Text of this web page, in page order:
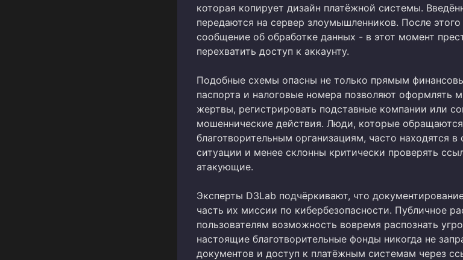
которая копирует дизайн платёжной системы.
передаются на сервер злоумышленников. После
сообщение об обработке данных - в этот момент
перехватить доступ к аккаунту.
Подобные схемы опасны не только прямым
паспорта и налоговые номера позволяют оформлять
жертвы, регистрировать подставные компании или
мошеннические действия. Люди, которые
благотворительным организациям, часто находятся
ситуации и менее склонны критически проверять
атакующие.
Эксперты D3Lab подчёркивают, что
часть их миссии по кибербезопасности. Публичное
пользователям возможность вовремя распознать
настоящие благотворительные фонды никогда не
документов и доступ к платёжным системам через